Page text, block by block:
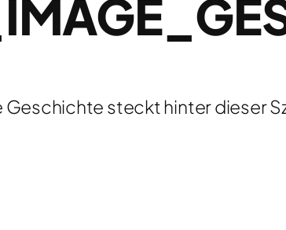
Geschichte steckt hinter dieser